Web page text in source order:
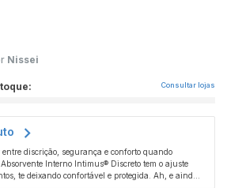
Nissei
Consultar lojas
discrição, segurança e conforto quando
Interno Intimus® Discreto tem o ajuste
te deixando confortável e protegida. Ah, e ainda